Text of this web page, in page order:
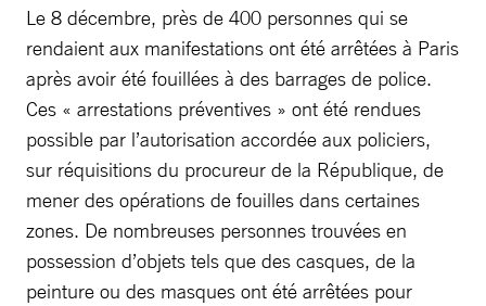
Le 8 décembre, près de 400 personnes qui se
rendaient aux manifestations ont été arrêtées à Paris
après avoir été fouillées à des barrages de police.
Ces « arrestations préventives » ont été rendues
possible par l’autorisation accordée aux policiers,
sur réquisitions du procureur de la République, de
mener des opérations de fouilles dans certaines
zones. De nombreuses personnes trouvées en
possession d’objets tels que des casques, de la
peinture ou des masques ont été arrêtées pour